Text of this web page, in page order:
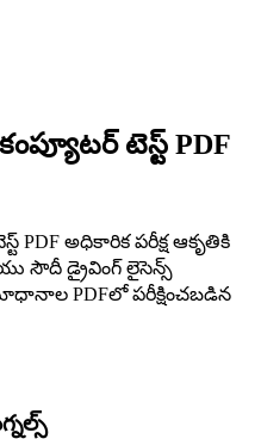
టెస్ట్ PDF
PDF అధికారిక పరీక్ష ఆకృతికి
సౌదీ డ్రైవింగ్ లైసెన్స్
PDFలో పరీక్షించబడిన